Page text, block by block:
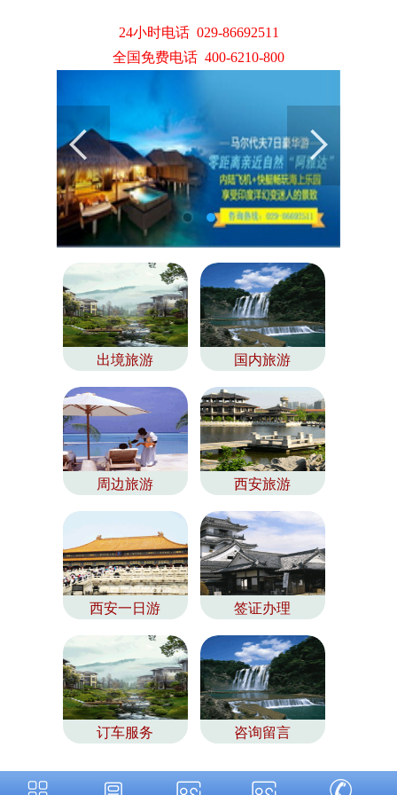
24小时电话 029-86692511
全国免费电话 400-6210-800
出境旅游 国内旅游
周边旅游 西安旅游
西安一日游 签证办理
订车服务 咨询留言